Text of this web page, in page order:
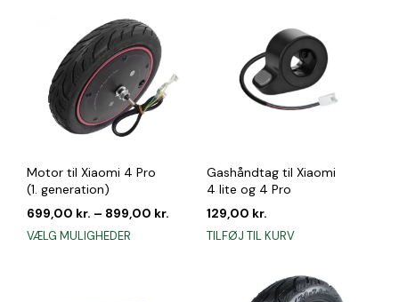
Motor til Xiaomi 4 Pro
(1. generation)
699,00 kr. – 899,00 kr.
VÆLG MULIGHEDER
Gashåndtag til Xiaomi
4 lite og 4 Pro
129,00 kr.
TILFØJ TIL KURV